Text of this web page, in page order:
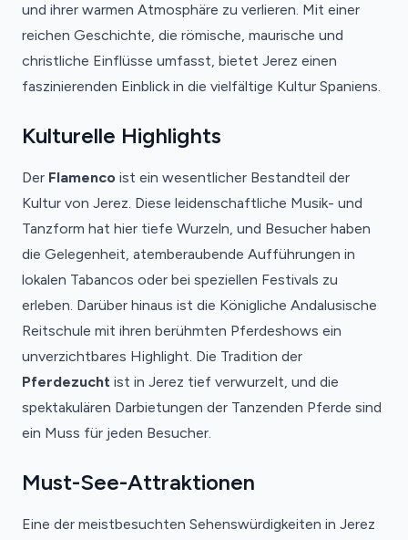
und ihrer warmen Atmosphäre zu verlieren. Mit einer
reichen Geschichte, die römische, maurische und
christliche Einflüsse umfasst, bietet Jerez einen
faszinierenden Einblick in die vielfältige Kultur Spaniens.
Kulturelle Highlights
Der Flamenco ist ein wesentlicher Bestandteil der
Kultur von Jerez. Diese leidenschaftliche Musik- und
Tanzform hat hier tiefe Wurzeln, und Besucher haben
die Gelegenheit, atemberaubende Aufführungen in
lokalen Tabancos oder bei speziellen Festivals zu
erleben. Darüber hinaus ist die Königliche Andalusische
Reitschule mit ihren berühmten Pferdeshows ein
unverzichtbares Highlight. Die Tradition der
Pferdezucht ist in Jerez tief verwurzelt, und die
spektakulären Darbietungen der Tanzenden Pferde sind
ein Muss für jeden Besucher.
Must-See-Attraktionen
Eine der meistbesuchten Sehenswürdigkeiten in Jerez